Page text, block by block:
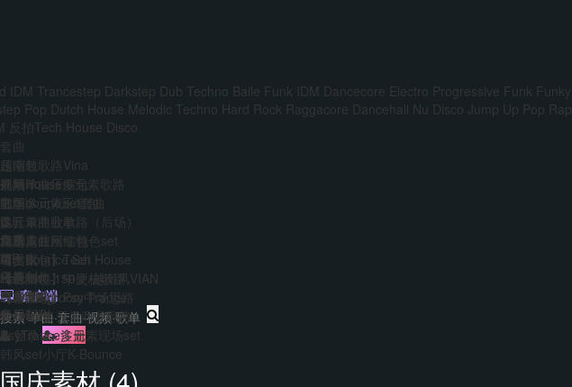
IDM Trancestep Darkstep Dub Techno Baile Funk IDM Dancecore Electro Progressive Funk Funky
Pop Dutch House Melodic Techno Hard Rock Raggacore Dancehall Nu Disco Jump Up Pop Rap
反拍Tech House Disco
套曲
越南鼓歌路Vina
前场House多元素歌路
主场多元素set套曲
多元素商业歌路（后场）
江南霓虹网红特色set
中文Bounce Set
Hard140-150硬核歌路
EDM&Bigroom中场思路
Bounce多元素商业歌路
PsyTrance多元素现场set
韩风set小厅K-Bounce
压缩包
外网单曲压缩包
韩国boune压缩包
迷音单曲歌单
精选单曲压缩包
【合集包】Tech House
【合集包】中文/越南风VIAN
【合集包】Psy Trance
视频
歌单
DJ
音乐人
艺术家
免费
VIP
主题包
免费套曲
每日福利
AI
干声制作
套曲制作
音乐制作
转换
客户端
登录 注册